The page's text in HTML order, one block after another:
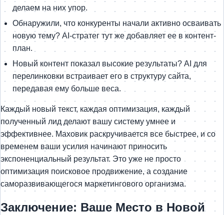
делаем на них упор.
Обнаружили, что конкуренты начали активно осваивать
новую тему? AI-стратег тут же добавляет ее в контент-
план.
Новый контент показал высокие результаты? AI для
перелинковки встраивает его в структуру сайта,
передавая ему больше веса.
Каждый новый текст, каждая оптимизация, каждый
полученный лид делают вашу систему умнее и
эффективнее. Маховик раскручивается все быстрее, и со
временем ваши усилия начинают приносить
экспоненциальный результат. Это уже не просто
оптимизация поисковое продвижение, а создание
саморазвивающегося маркетингового организма.
Заключение: Ваше Место в Новой